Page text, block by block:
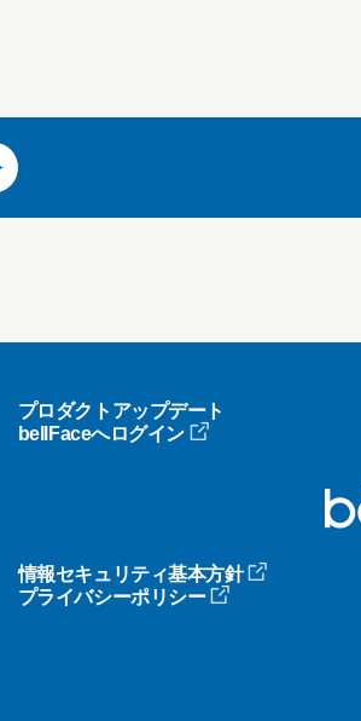
プロダクトアップデート
bellFaceへログイン
情報セキュリティ基本方針
プライバシーポリシー